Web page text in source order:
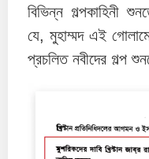
বিভিন্ন গল্পকাহিনী
যে, মুহাম্মদ এই
প্রচলিত নবীদের গল্প